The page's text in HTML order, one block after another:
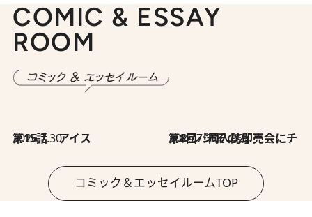
COMIC & ESSAY
ROOM
2026.7.30
第15話 アイス 2026.7.30
第8回「同人誌即売会にチャレンジ その2」
コミック＆エッセイルームTOP